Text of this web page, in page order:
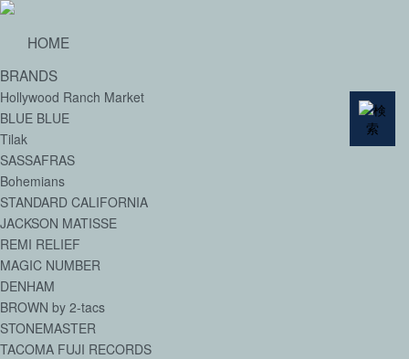
HOME
BRANDS
Hollywood Ranch Market
BLUE BLUE
Tilak
SASSAFRAS
Bohemians
STANDARD CALIFORNIA
JACKSON MATISSE
REMI RELIEF
MAGIC NUMBER
DENHAM
BROWN by 2-tacs
STONEMASTER
TACOMA FUJI RECORDS